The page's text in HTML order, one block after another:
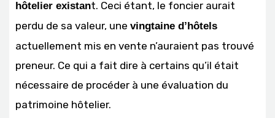
hôtelier existant. Ceci étant, le foncier aurait
perdu de sa valeur, une vingtaine d’hôtels
actuellement mis en vente n’auraient pas trouvé
preneur. Ce qui a fait dire à certains qu’il était
nécessaire de procéder à une évaluation du
patrimoine hôtelier.